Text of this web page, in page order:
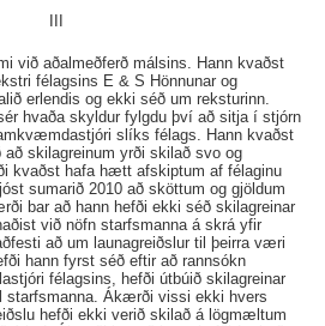
við aðalmeðferð málsins. Hann kvaðst
félagsins E & S Hönnunar og
erlendis og ekki séð um reksturinn.
hvaða skyldur fylgdu því að sitja í stjórn
slíks félags. Hann kvaðst
að skilagreinum yrði skilað svo og
kvaðst hafa hætt afskiptum af félaginu
sumarið 2010 að sköttum og gjöldum
bar að hann hefði ekki séð skilagreinar
við nöfn starfsmanna á skrá yfir
að um launagreiðslur til þeirra væri
hann fyrst séð eftir að rannsókn
félagsins, hefði útbúið skilagreinar
starfsmanna. Ákærði vissi ekki hvers
hefði ekki verið skilað á lögmæltum